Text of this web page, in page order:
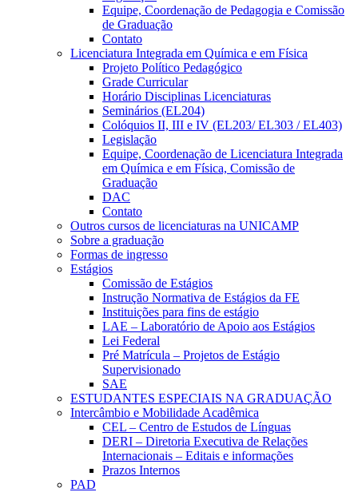
Equipe, Coordenação de Pedagogia e Comissão
de Graduação
Contato
Licenciatura Integrada em Química e em Física
Projeto Político Pedagógico
Grade Curricular
Horário Disciplinas Licenciaturas
Seminários (EL204)
Colóquios II, III e IV (EL203/ EL303 / EL403)
Legislação
Equipe, Coordenação de Licenciatura Integrada
em Química e em Física, Comissão de
Graduação
DAC
Contato
Outros cursos de licenciaturas na UNICAMP
Sobre a graduação
Formas de ingresso
Estágios
Comissão de Estágios
Instrução Normativa de Estágios da FE
Instituições para fins de estágio
LAE – Laboratório de Apoio aos Estágios
Lei Federal
Pré Matrícula – Projetos de Estágio
Supervisionado
SAE
ESTUDANTES ESPECIAIS NA GRADUAÇÃO
Intercâmbio e Mobilidade Acadêmica
CEL – Centro de Estudos de Línguas
DERI – Diretoria Executiva de Relações
Internacionais – Editais e informações
Prazos Internos
PAD